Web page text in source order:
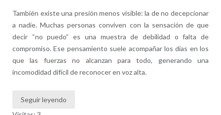
También existe una presión menos visible: la de no decepcionar
a nadie. Muchas personas conviven con la sensación de que
decir “no puedo” es una muestra de debilidad o falta de
compromiso. Ese pensamiento suele acompañar los días en los
que las fuerzas no alcanzan para todo, generando una
incomodidad difícil de reconocer en voz alta.
Seguir leyendo